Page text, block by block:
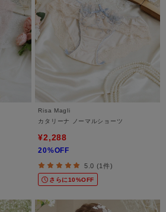
Risa Magli
カタリーナ ノーマルショーツ
¥2,288
20%OFF
5.0 (1件)
さらに10%OFF